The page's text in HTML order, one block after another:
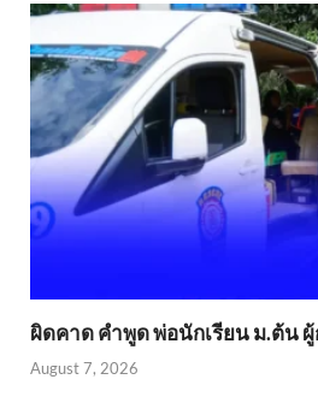
ผิดคาด คำพูด พ่อนักเรียน ม.ต้น ผู้
August 7, 2026